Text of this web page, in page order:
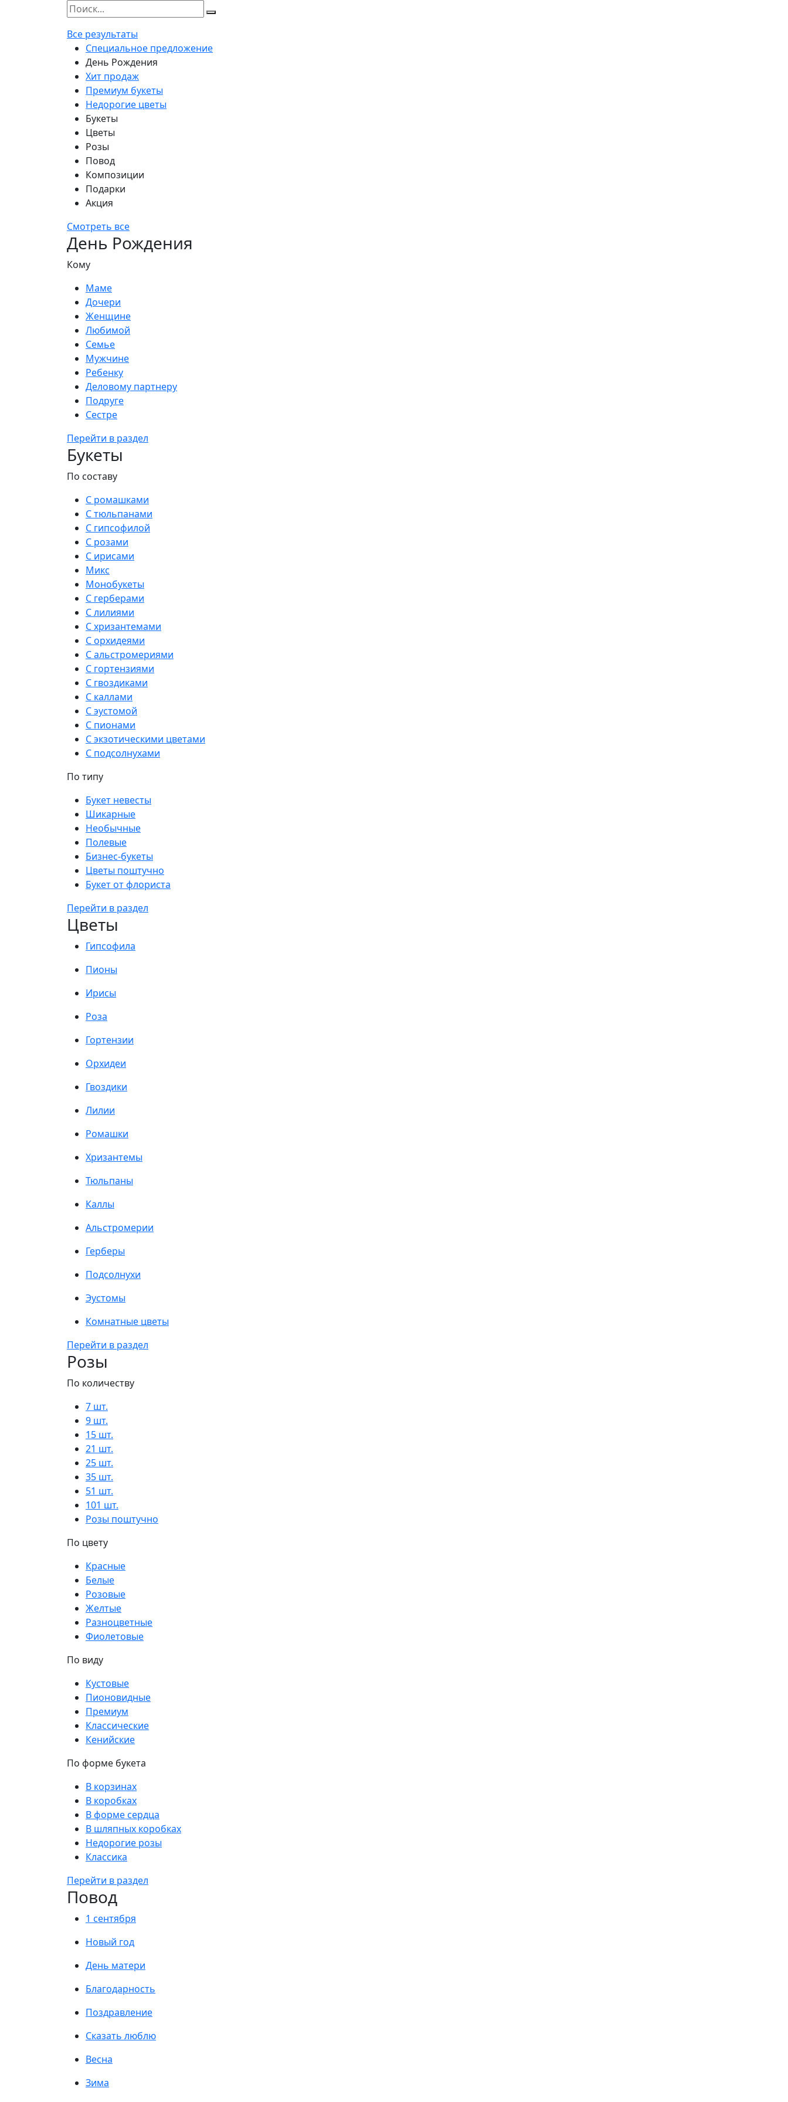
Все результаты
Специальное предложение
День Рождения
Хит продаж
Премиум букеты
Недорогие цветы
Букеты
Цветы
Розы
Повод
Композиции
Подарки
Акция
Смотреть все
День Рождения
Кому
Маме
Дочери
Женщине
Любимой
Семье
Мужчине
Ребенку
Деловому партнеру
Подруге
Сестре
Перейти в раздел
Букеты
По составу
С ромашками
С тюльпанами
С гипсофилой
С розами
С ирисами
Микс
Монобукеты
С герберами
С лилиями
С хризантемами
С орхидеями
С альстромериями
С гортензиями
С гвоздиками
С каллами
С эустомой
С пионами
С экзотическими цветами
С подсолнухами
По типу
Букет невесты
Шикарные
Необычные
Полевые
Бизнес-букеты
Цветы поштучно
Букет от флориста
Перейти в раздел
Цветы
Гипсофила
Пионы
Ирисы
Роза
Гортензии
Орхидеи
Гвоздики
Лилии
Ромашки
Хризантемы
Тюльпаны
Каллы
Альстромерии
Герберы
Подсолнухи
Эустомы
Комнатные цветы
Перейти в раздел
Розы
По количеству
7 шт.
9 шт.
15 шт.
21 шт.
25 шт.
35 шт.
51 шт.
101 шт.
Розы поштучно
По цвету
Красные
Белые
Розовые
Желтые
Разноцветные
Фиолетовые
По виду
Кустовые
Пионовидные
Премиум
Классические
Кенийские
По форме букета
В корзинах
В коробках
В форме сердца
В шляпных коробках
Недорогие розы
Классика
Перейти в раздел
Повод
1 сентября
Новый год
День матери
Благодарность
Поздравление
Сказать люблю
Весна
Зима